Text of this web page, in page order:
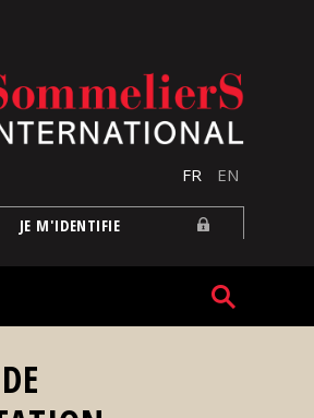
FR EN
JE M'IDENTIFIE